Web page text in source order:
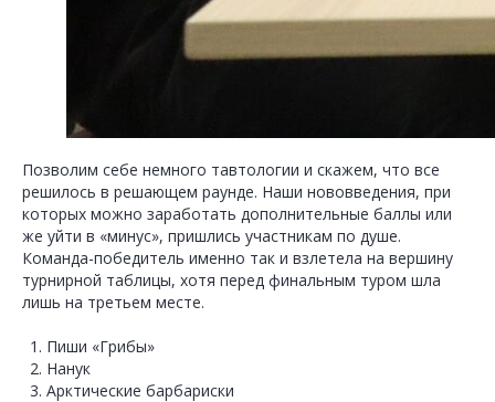
Позволим себе немного тавтологии и скажем, что все
решилось в решающем раунде. Наши нововведения, при
которых можно заработать дополнительные баллы или
же уйти в «минус», пришлись участникам по душе.
Команда-победитель именно так и взлетела на вершину
турнирной таблицы, хотя перед финальным туром шла
лишь на третьем месте.
Пиши «Грибы»
Нанук
Арктические барбариски